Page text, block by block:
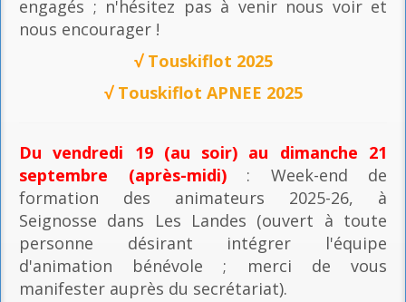
engagés ; n'hésitez pas à venir nous voir et
nous encourager !
√ Touskiflot 2025
√ Touskiflot APNEE 2025
Du vendredi 19 (au soir) au dimanche 21
septembre (après-midi): Week-end de
formation des animateurs 2025-26, à
Seignosse dans Les Landes (ouvert à toute
personne désirant intégrer l'équipe
d'animation bénévole ; merci de vous
manifester auprès du secrétariat).